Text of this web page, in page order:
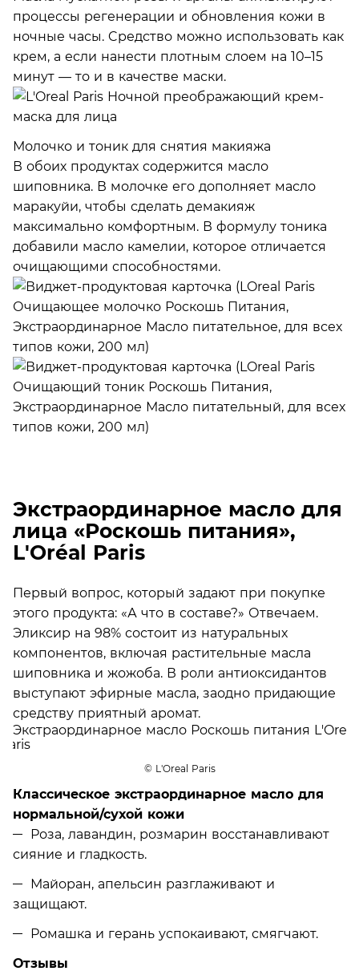
процессы регенерации и обновления кожи в
ночные часы. Cредство можно использовать как
крем, а если нанести плотным слоем на 10–15
минут — то и в качестве маски.
Молочко и тоник для снятия макияжа
В обоих продуктах содержится масло
шиповника. В молочке его дополняет масло
маракуйи, чтобы сделать демакияж
максимально комфортным. В формулу тоника
добавили масло камелии, которое отличается
очищающими способностями.
Экстраординарное масло для
лица «Роскошь питания»,
L'Oréal Paris
Первый вопрос, который задают при покупке
этого продукта: «А что в составе?» Отвечаем.
Эликсир на 98% состоит из натуральных
компонентов, включая растительные масла
шиповника и жожоба. В роли антиоксидантов
выступают эфирные масла, заодно придающие
средству приятный аромат.
© L'Oreal Paris
Классическое экстраординарное масло для
нормальной/сухой кожи
Роза, лавандин, розмарин восстанавливают
сияние и гладкость.
Майоран, апельсин разглаживают и
защищают.
Ромашка и герань успокаивают, смягчают.
Отзывы